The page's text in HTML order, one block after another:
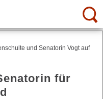
und Senatorin Vogt auf
für